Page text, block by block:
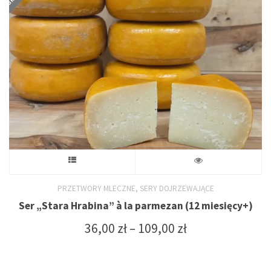
wybrać
stronie
produktu
produkt
ma
wiele
PRZETWORY MLECZNE, SERY DOJRZEWAJĄCE
Ser „Stara Hrabina” à la parmezan (12 miesięcy+)
36,00 zł – 109,00 złZakres